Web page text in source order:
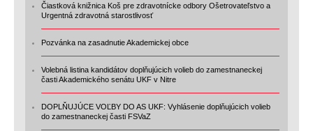
Čiastková knižnica Koš pre zdravotnícke odbory Ošetrovateľstvo a
Urgentná zdravotná starostlivosť
Pozvánka na zasadnutie Akademickej obce
Volebná listina kandidátov doplňujúcich volieb do zamestnaneckej
časti Akademického senátu UKF v Nitre
DOPLŇUJÚCE VOĽBY DO AS UKF: Vyhlásenie doplňujúcich volieb
do zamestnaneckej časti FSVaZ